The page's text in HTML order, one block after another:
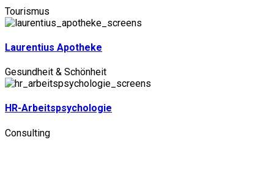
Tourismus
Laurentius Apotheke
Gesundheit & Schönheit
HR-Arbeitspsychologie
Consulting